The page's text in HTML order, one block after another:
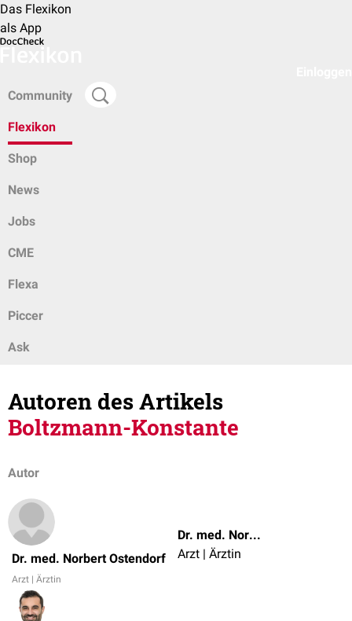
Das Flexikon
als App
Community
Flexikon
Shop
News
Jobs
CME
Flexa
Piccer
Ask
Autoren des Artikels
Boltzmann-Konstante
Autor
Dr. med. Norbert Ostendorf
Arzt | Ärztin
Dr. med. Norbert Ostendorf
Arzt | Ärztin